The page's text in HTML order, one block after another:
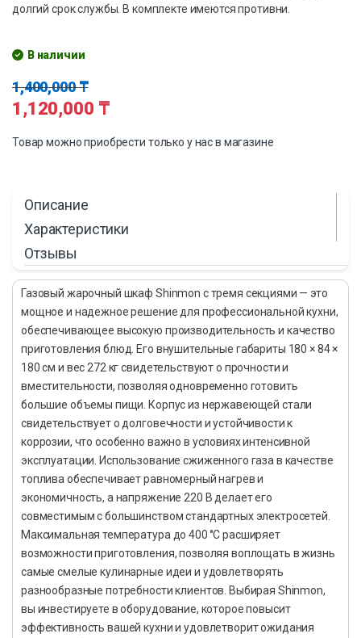
долгий срок службы. В комплекте имеются противни.
В наличии
1,400,000₸
1,120,000 ₸
Товар можно приобрести только у нас в магазине
Описание
Характеристики
Отзывы
Газовый жарочный шкаф Shinmon с тремя секциями — это
мощное и надежное решение для профессиональной кухни,
обеспечивающее высокую производительность и качество
приготовления блюд. Его внушительные габариты 180 × 84 ×
180 см и вес 272 кг свидетельствуют о прочности и
вместительности, позволяя одновременно готовить
большие объемы пищи. Корпус из нержавеющей стали
свидетельствует о долговечности и устойчивости к
коррозии, что особенно важно в условиях интенсивной
эксплуатации. Использование сжиженного газа в качестве
топлива обеспечивает равномерный нагрев и
экономичность, а напряжение 220 В делает его
совместимым с большинством стандартных электросетей.
Максимальная температура до 400 °C расширяет
возможности приготовления, позволяя воплощать в жизнь
самые смелые кулинарные идеи и удовлетворять
разнообразные потребности клиентов. Выбирая Shinmon,
вы инвестируете в оборудование, которое повысит
эффективность вашей кухни и удовлетворит ожидания